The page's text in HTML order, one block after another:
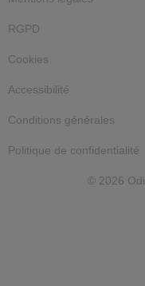
© 2026
RGPD
Cookies
Accessibilité
Conditions générales
Politique de confidentialité